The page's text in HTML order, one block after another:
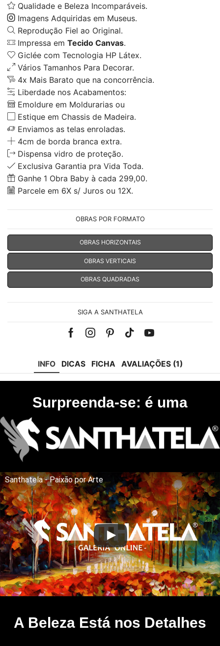
Qualidade e Beleza Incomparáveis.
Imagens Adquiridas em Museus.
Reprodução Fiel ao Original.
Impressa em Tecido Canvas.
Giclée com Tecnologia HP Látex.
Vários Tamanhos Para Decorar.
4x Mais Barato que na concorrência.
Liberdade nos Acabamentos:
Emoldure em Moldurarias ou
Estique em Chassis de Madeira.
Enviamos as telas enroladas.
4cm de borda branca extra.
Dispensa vidro de proteção.
Exclusiva Garantia pra Vida Toda.
Ganhe 1 Obra Baby à cada 299,00.
Parcele em 6X s/ Juros ou 12X.
OBRAS POR FORMATO
OBRAS HORIZONTAIS
OBRAS VERTICAIS
OBRAS QUADRADAS
SIGA A SANTHATELA
Facebook
Instagram
Pinterest
Tik-Youtube
INFO DICAS FICHA AVALIAÇÕES (1)
Surpreenda-se: é uma
Santhatela - Paixão por Arte
A Beleza Está nos Detalhes